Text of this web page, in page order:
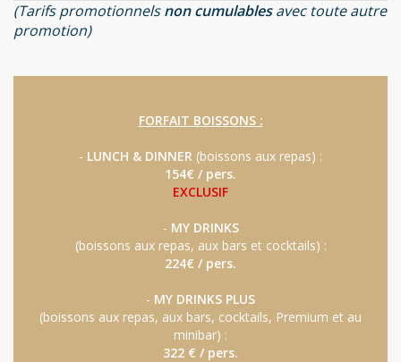
(Tarifs promotionnelsnon cumulablesavec toute autre
promotion)
FORFAIT BOISSONS :
- LUNCH & DINNER (boissons aux repas) :
154€ / pers.
EXCLUSIF
- MY DRINKS
(boissons aux repas, aux bars et cocktails) :
224€ / pers.
- MY DRINKS PLUS
(boissons aux repas, aux bars, cocktails, Premium et au
minibar) :
322 € / pers.